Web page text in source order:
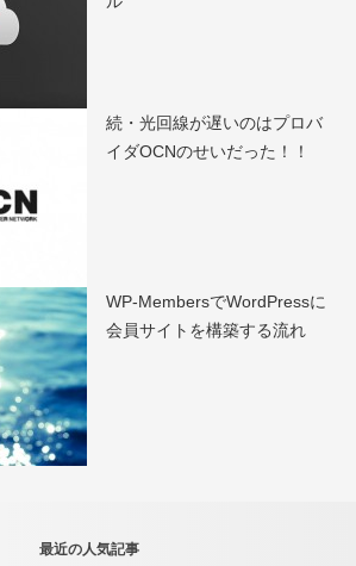
続・光回線が遅いのはプロバ
イダOCNのせいだった！！
WP-MembersでWordPressに
会員サイトを構築する流れ
最近の人気記事